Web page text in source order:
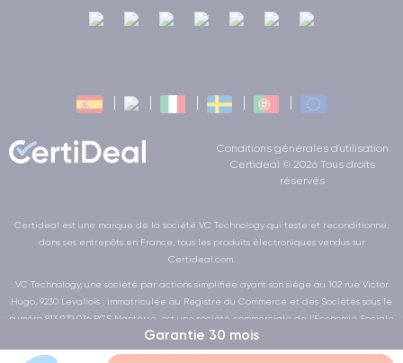
Garantie 30 mois
Conditions générales d'utilisation
Certideal © 2026 Tous droits
réservés
Certideal est une marque de la société VC Technology qui teste et reconditionne,
dans ses entrepôts en France, tous les produits électroniques vendus sur
Certideal.com.
VC Technology, une société par actions simplifiée ayant son siège au 102 rue Victor
Hugo, 9230 Levallois , immatriculée au Registre du Commerce et des Sociétés sous le
numéro 813 979 036 RCS Nanterre, est une société commerciale de l’Economie Sociale
et Solidaire au sens de la loi de la LOI n° 2014-856 du 31 juillet 2014